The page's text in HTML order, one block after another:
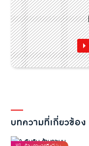
บทความที่เกี่ยวข้อง